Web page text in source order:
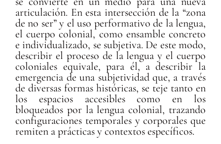
articulación. En esta intersección de la “zona
de no ser” y el uso performativo de la lengua,
el cuerpo colonial, como ensamble concreto
e individualizado, se subjetiva. De este modo,
describir el proceso de la lengua y el cuerpo
coloniales equivale, para él, a describir la
emergencia de una subjetividad que, a través
de diversas formas históricas, se teje tanto en
los espacios accesibles como en los
bloqueados por la lengua colonial, trazando
configuraciones temporales y corporales que
remiten a prácticas y contextos específicos.